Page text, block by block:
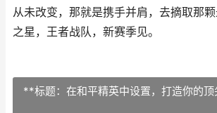
从未改变，那就是携手并肩，去摘取那
之星，王者战队，新赛季见。
**标题：在和平精英中设置，打造你的